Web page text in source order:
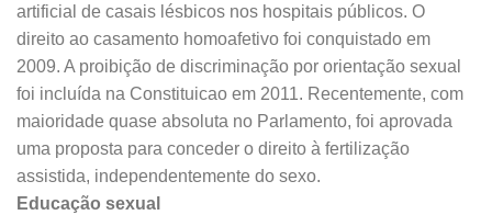
artificial de casais lésbicos nos hospitais públicos. O
direito ao casamento homoafetivo foi conquistado em
2009. A proibição de discriminação por orientação sexual
foi incluída na Constituicao em 2011. Recentemente, com
maioridade quase absoluta no Parlamento, foi aprovada
uma proposta para conceder o direito à fertilização
assistida, independentemente do sexo.
Educação sexual